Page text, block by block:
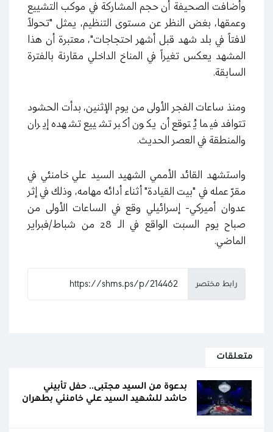
وأضافت الصحيفة أن حجم المشاركة في موكب التشييع
وعمقها، بغض النظر عن مستوى التنظيم، يمثل "تحولاً
لافتاً في بلد شهد قبل أشهر احتجاجات"، معتبرة أن هذا
المشهد يعكس تغيراً في المناخ الداخلي مقارنة بالفترة
السابقة.
ومنذ ساعات الفجر الأولى من يوم الإثنين، بدأت الحشود
تتوافد فيما يُتوقع أن يكون أكبر تشييع تشهده إيران
والمنطقة في العصر الحديث.
واستشهد القائد الأممي الشهيد السيد علي خامنئي في
مقرّ عمله في "بيت القيادة" أثناء أدائه مهامه، وذلك في إثر
عدوان أميركي- إسرائيلي وقع في الساعات الأولى من
صباح يوم السبت الواقع في الـ 28 من شباط/فبراير
الماضي.
رابط مختصر
متعلقات
بدعوة من السيد مجتبى.. حفل تأبيني
حاشد للشهيد السيد علي خامنئي بطهران